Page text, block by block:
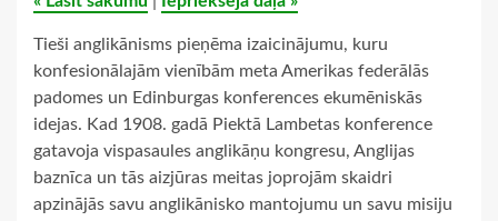
Tieši anglikānisms pieņēma izaicinājumu, kuru
konfesionālajām vienībām meta Amerikas federālās
padomes un Edinburgas konferences ekumēniskās
idejas. Kad 1908. gadā Piektā Lambetas konference
gatavoja vispasaules anglikāņu kongresu, Anglijas
baznīca un tās aizjūras meitas joprojām skaidri
apzinājās savu anglikānisko mantojumu un savu misiju